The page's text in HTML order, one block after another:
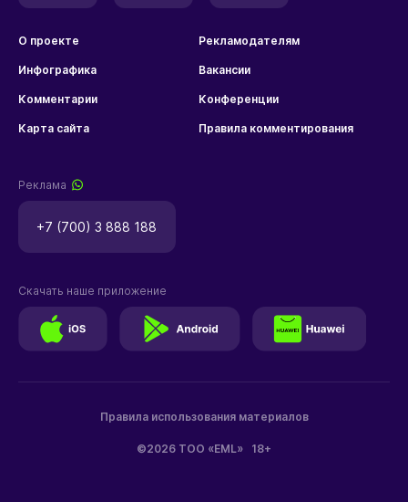
О проекте Рекламодателям
Инфографика Вакансии
Комментарии Конференции
Карта сайта Правила комментирования
Реклама
+7 (700) 3 888 188
©2026 ТОО «EML» 18+
Правила использования материалов
Скачать наше приложение